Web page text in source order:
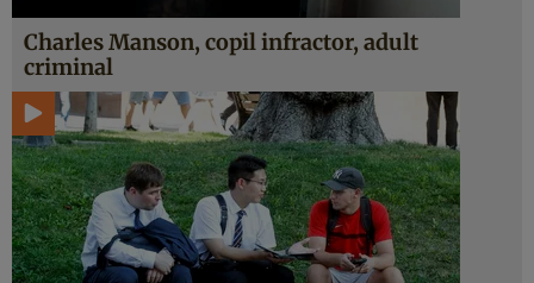
Charles Manson, copil infractor, adult
criminal